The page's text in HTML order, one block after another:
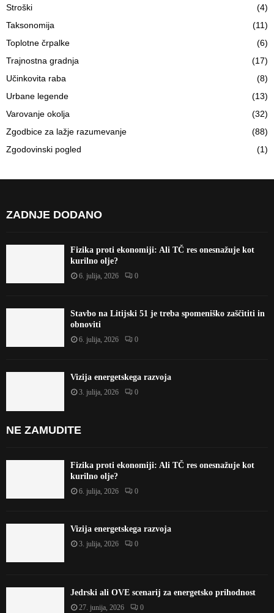
Stroški
(4)
Taksonomija
(11)
Toplotne črpalke
(6)
Trajnostna gradnja
(17)
Učinkovita raba
(8)
Urbane legende
(13)
Varovanje okolja
(32)
Zgodbice za lažje razumevanje
(88)
Zgodovinski pogled
(1)
ZADNJE DODANO
Fizika proti ekonomiji: Ali TČ res onesnažuje kot
kurilno olje?
6. julija, 2026 0
Stavbo na Litijski 51 je treba spomeniško zaščititi in
obnoviti
6. julija, 2026 0
Vizija energetskega razvoja
3. julija, 2026 0
NE ZAMUDITE
Fizika proti ekonomiji: Ali TČ res onesnažuje kot
kurilno olje?
6. julija, 2026 0
Vizija energetskega razvoja
3. julija, 2026 0
Jedrski ali OVE scenarij za energetsko prihodnost
27. junija, 2026 0